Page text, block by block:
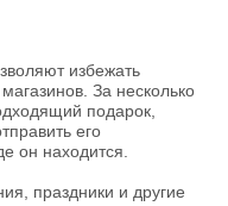
избежать
За несколько
подарок,
его
он находится.
праздники и другие